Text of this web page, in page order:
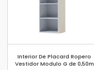
Interior De Placard Ropero
Vestidor Modulo G de 0,50m